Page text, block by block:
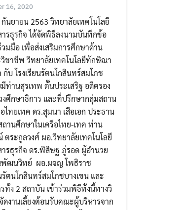
16, 2020
นยายน 2563 วิทยาลัยเทคโนโลยี
รธุรกิจ ได้จัดพิธีลงนามบันทึกข้อ
มมือ เพื่อส่งเสริมการศึกษาด้าน
ชาชีพ วิทยาลัยเทคโนโลยีทักษิณา
กับ โรงเรียนรัตนโกสินทร์สมโภช
มีท่านสุรเทพ ตั๊นประเสริฐ อดีตรอง
งศึกษาธิการ และที่ปรึกษากลุ่มสถาน
ไทยเทค ดร.สุมนา เสือเอก ประธาน
านศึกษาในเครือไทย-เทค ท่าน
ระกูลวงศ์ ผอ.วิทยาลัยเทคโนโลยี
รธุรกิจ ดร.พิสิษฐ ภู่รอด ผู้อำนวย
นพัฒนวิทย์ ผอ.ผจญ โพธิราช
รัตนโกสินทร์สมโภชบางเขน และ
ง 2 สถาบัน เข้าร่วมพิธีทั้งนี้ทางวิ
ดงานเลี้ยงต้อนรับคณะผู้บริหารจาก